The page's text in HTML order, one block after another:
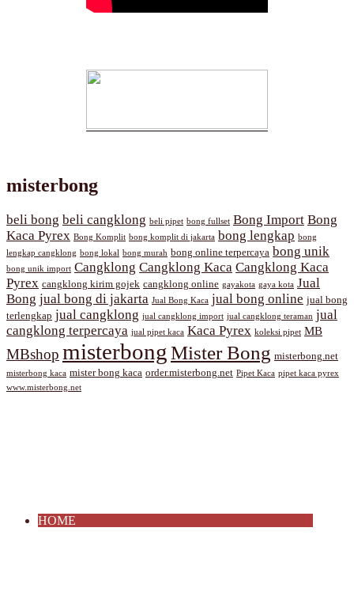
misterbong
beli bong beli cangklong beli pipet bong fullset Bong Import Bong
Kaca Pyrex Bong Komplit bong komplit di jakarta bong lengkap bong
lengkap cangklong bong lokal bong murah bong online terpercaya bong unik
bong unik import Cangklong Cangklong Kaca Cangklong Kaca
Pyrex cangklong kirim gojek cangklong online gayakota gaya kota Jual
Bong jual bong di jakarta Jual Bong Kaca jual bong online jual bong
terlengkap jual cangklong jual cangklong import jual cangklong teraman jual
cangklong terpercaya jual pipet kaca Kaca Pyrex koleksi pipet MB
MBshop misterbongMister Bong misterbong.net
misterbong kaca mister bong kaca order.misterbong.net Pipet Kaca pipet kaca pyrex
www.misterbong.net
HOME